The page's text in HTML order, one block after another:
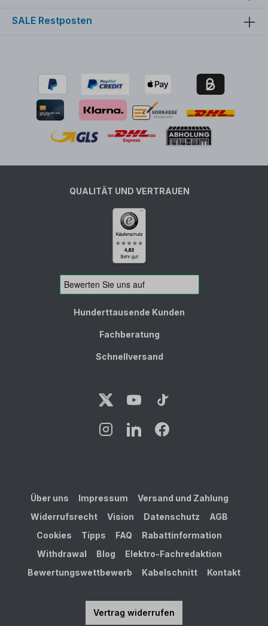
SALE Restposten
QUALITÄT UND VERTRAUEN
Hunderttausende Kunden
Fachberatung
Schnellversand
Über uns Impressum
Versand und Zahlung
Widerrufsrecht
Vision Datenschutz
AGB
Cookies
Tipps FAQ
Rabattinformation
Withdrawal
Blog
Elektro-Fachredaktion
Bewertungswettbewerb
Kabelschnitt Kontakt
Vertrag widerrufen